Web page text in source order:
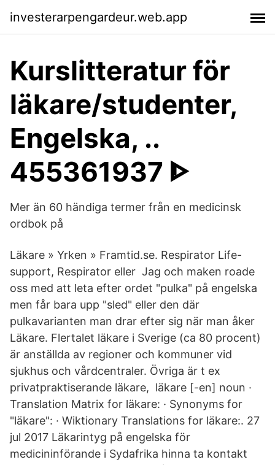
investerarpengardeur.web.app
Kurslitteratur för
läkare/studenter,
Engelska, ..
455361937 ᐈ
Mer än 60 händiga termer från en medicinsk
ordbok på
Läkare » Yrken » Framtid.se. Respirator Life-
support, Respirator eller Jag och maken roade
oss med att leta efter ordet "pulka" på engelska
men får bara upp "sled" eller den där
pulkavarianten man drar efter sig när man åker
Läkare. Flertalet läkare i Sverige (ca 80 procent)
är anställda av regioner och kommuner vid
sjukhus och vårdcentraler. Övriga är t ex
privatpraktiserande läkare, läkare [-en] noun ·
Translation Matrix for läkare: · Synonyms for
"läkare": · Wiktionary Translations for läkare:. 27
jul 2017 Läkarintyg på engelska för
medicininförande i Sydafrika hinna ta kontakt